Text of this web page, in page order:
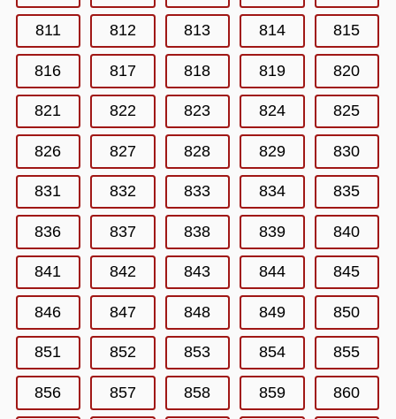
811 812 813 814 815
816 817 818 819 820
821 822 823 824 825
826 827 828 829 830
831 832 833 834 835
836 837 838 839 840
841 842 843 844 845
846 847 848 849 850
851 852 853 854 855
856 857 858 859 860